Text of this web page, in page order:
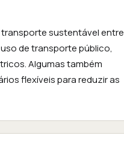
sustentável entre
de transporte público,
Algumas também
flexíveis para reduzir as